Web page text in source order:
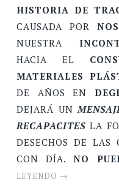
HISTORIA DE
CAUSADA POR
NUESTRA
HACIA EL
MATERIALES
DE AÑOS EN
DEJARÁ UN
RECAPACITES LA
DESECHOS DE LAS
CON DÍA.NO
LEYENDO →